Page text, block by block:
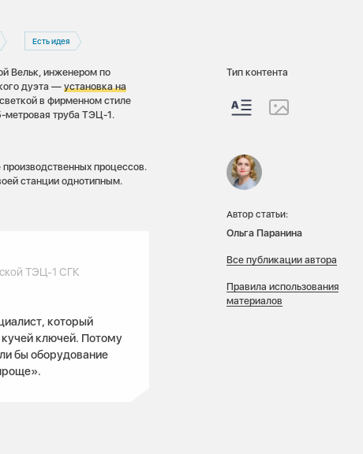
Есть идея
Вельк, инженером по
дуэта —установка на
в фирменном стиле
метровая труба ТЭЦ-1.
процессов.
станции однотипным.
ТЭЦ-1 СГК
который
кучей ключей. Потому
бы оборудование
Тип контента
Автор статьи:
Ольга Паранина
Все публикации автора
Правила использования
материалов